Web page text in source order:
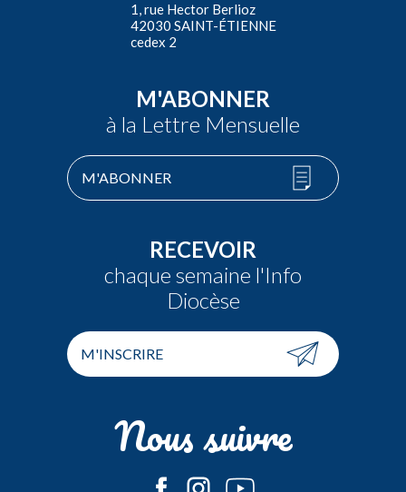
1, rue Hector Berlioz
42030 SAINT-ÉTIENNE
cedex 2
M'ABONNER
à la Lettre Mensuelle
M'ABONNER
RECEVOIR
chaque semaine l'Info
Diocèse
M'INSCRIRE
Nous suivre